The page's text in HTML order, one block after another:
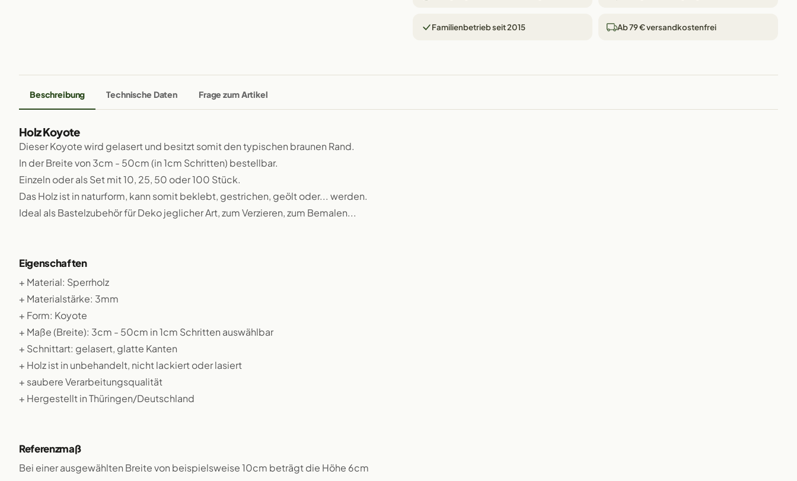
Familienbetrieb seit 2015 Ab 79 € versandkostenfrei
Beschreibung Technische Daten Frage zum Artikel
Holz Koyote
Dieser Koyote wird gelasert und besitzt somit den typischen braunen Rand.
In der Breite von 3cm - 50cm (in 1cm Schritten) bestellbar.
Einzeln oder als Set mit 10, 25, 50 oder 100 Stück.
Das Holz ist in naturform, kann somit beklebt, gestrichen, geölt oder... werden.
Ideal als Bastelzubehör für Deko jeglicher Art, zum Verzieren, zum Bemalen...
Eigenschaften
+ Material: Sperrholz
+ Materialstärke: 3mm
+ Form: Koyote
+ Maße (Breite): 3cm - 50cm in 1cm Schritten auswählbar
+ Schnittart: gelasert, glatte Kanten
+ Holz ist in unbehandelt, nicht lackiert oder lasiert
+ saubere Verarbeitungsqualität
+ Hergestellt in Thüringen/Deutschland
Referenzmaß
Bei einer ausgewählten Breite von beispielsweise 10cm beträgt die Höhe 6cm